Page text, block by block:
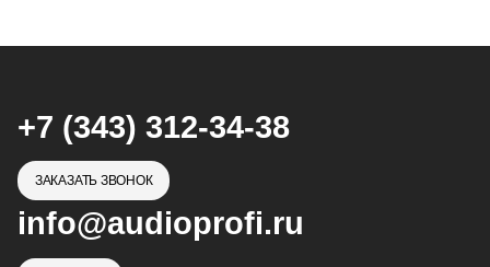
+7 (343) 312-34-38
ЗАКАЗАТЬ ЗВОНОК
info@audioprofi.ru